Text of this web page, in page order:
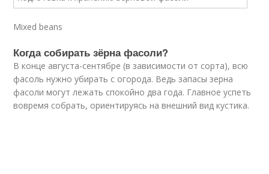
Mixed beans
Когда собирать зёрна фасоли?
В конце августа-сентябре (в зависимости от сорта), всю
фасоль нужно убирать с огорода. Ведь запасы зерна
фасоли могут лежать спокойно два года. Главное успеть
вовремя собрать, ориентируясь на внешний вид кустика.